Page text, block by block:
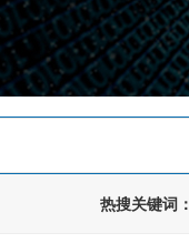
热搜关键词：